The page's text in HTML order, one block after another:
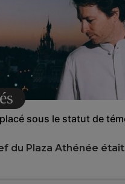
sous le statut de
du Plaza Athénée était